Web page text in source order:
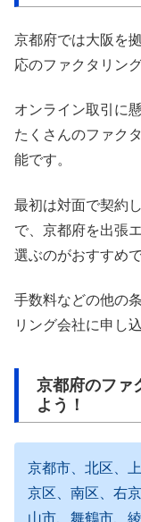
京都府では大阪を
応のファクタリン
オンライン取引に
たくさんのファク
能です。
最初は対面で契約
で、京都府を出張
選ぶのがおすすめで
手数料などの他の
リング会社に申し
京都府のファ
よう！
京都市、北区、
京区、南区、右
山市、舞鶴市、